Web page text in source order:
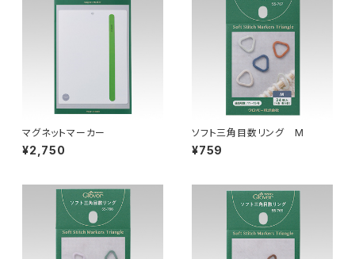
マグネットマーカー
¥2,750
ソフト三角目数リング M
¥759